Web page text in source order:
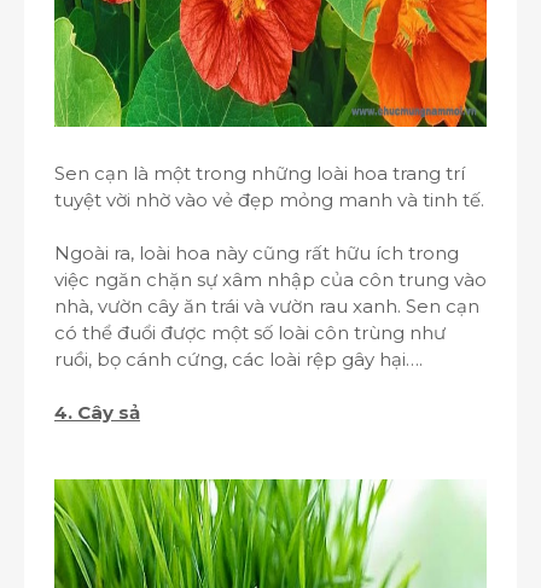
Sen cạn là một trong những loài hoa trang trí
tuyệt vời nhờ vào vẻ đẹp mỏng manh và tinh tế.
Ngoài ra, loài hoa này cũng rất hữu ích trong
việc ngăn chặn sự xâm nhập của côn trung vào
nhà, vườn cây ăn trái và vườn rau xanh. Sen cạn
có thể đuổi được một số loài côn trùng như
ruồi, bọ cánh cứng, các loài rệp gây hại….
4. Cây sả